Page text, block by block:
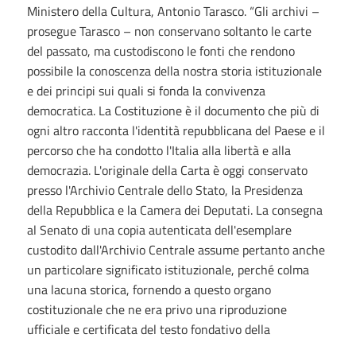
Ministero della Cultura, Antonio Tarasco. “Gli archivi –
prosegue Tarasco – non conservano soltanto le carte
del passato, ma custodiscono le fonti che rendono
possibile la conoscenza della nostra storia istituzionale
e dei principi sui quali si fonda la convivenza
democratica. La Costituzione è il documento che più di
ogni altro racconta l'identità repubblicana del Paese e il
percorso che ha condotto l'Italia alla libertà e alla
democrazia. L'originale della Carta è oggi conservato
presso l'Archivio Centrale dello Stato, la Presidenza
della Repubblica e la Camera dei Deputati. La consegna
al Senato di una copia autenticata dell'esemplare
custodito dall'Archivio Centrale assume pertanto anche
un particolare significato istituzionale, perché colma
una lacuna storica, fornendo a questo organo
costituzionale che ne era privo una riproduzione
ufficiale e certificata del testo fondativo della